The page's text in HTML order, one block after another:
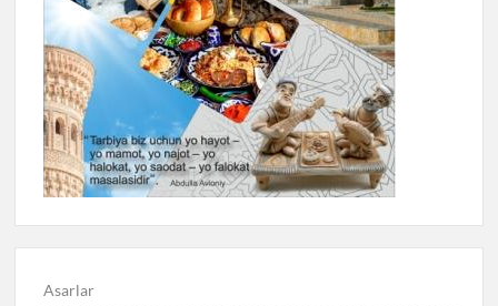
Asarlar